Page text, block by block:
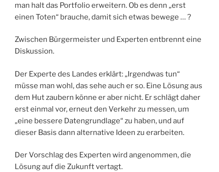
man halt das Portfolio erweitern. Ob es denn „erst
einen Toten“ brauche, damit sich etwas bewege … ?
Zwischen Bürgermeister und Experten entbrennt eine
Diskussion.
Der Experte des Landes erklärt: „Irgendwas tun“
müsse man wohl, das sehe auch er so. Eine Lösung aus
dem Hut zaubern könne er aber nicht. Er schlägt daher
erst einmal vor, erneut den Verkehr zu messen, um
„eine bessere Datengrundlage“ zu haben, und auf
dieser Basis dann alternative Ideen zu erarbeiten.
Der Vorschlag des Experten wird angenommen, die
Lösung auf die Zukunft vertagt.